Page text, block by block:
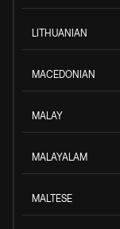
LITHUANIAN
MACEDONIAN
MALAY
MALAYALAM
MALTESE